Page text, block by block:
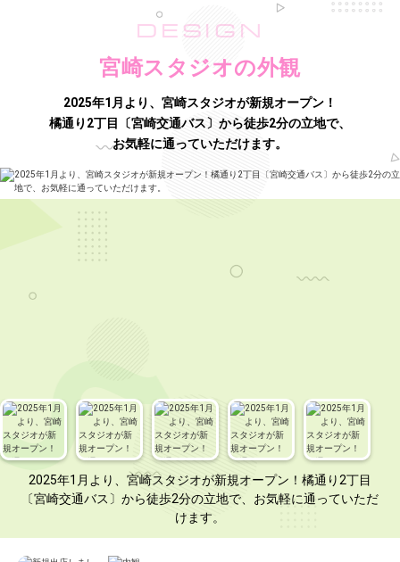
DESIGN
宮崎スタジオの外観
2025年1月より、宮崎スタジオが新規オープン！
橘通り2丁目〔宮崎交通バス〕から徒歩2分の立地で、
お気軽に通っていただけます。
2025年1月より、宮崎スタジオが新規オープン！橘通り2丁目
〔宮崎交通バス〕から徒歩2分の立地で、お気軽に通っていただ
けます。